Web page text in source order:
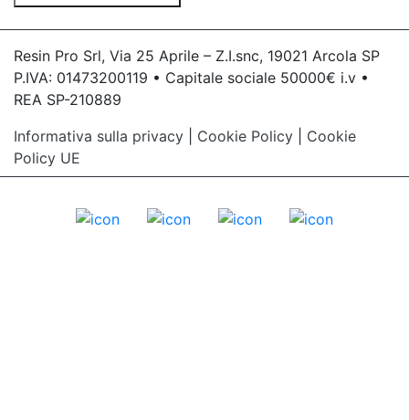
Resin Pro Srl, Via 25 Aprile – Z.I.snc, 19021 Arcola SP
P.IVA: 01473200119 • Capitale sociale 50000€ i.v •
REA SP-210889
Informativa sulla privacy
Cookie Policy
Cookie
Policy UE